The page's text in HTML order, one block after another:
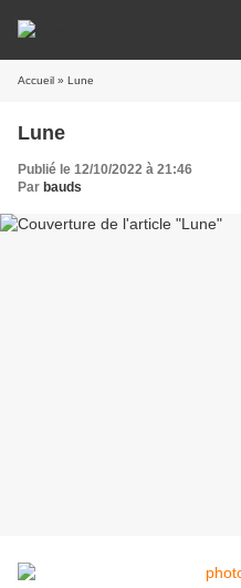
Accueil » Lune
Lune
Publié le 12/10/2022 à 21:46
Par bauds